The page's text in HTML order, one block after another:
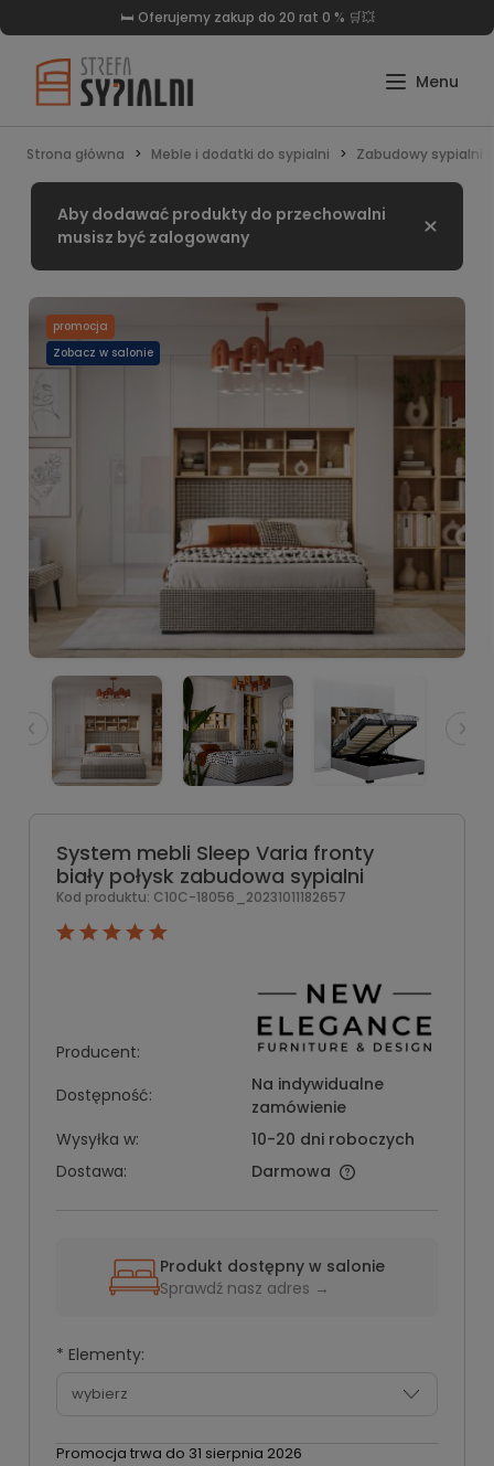
🛏️ Oferujemy zakup do 20 rat 0 % 🛒💥
Strona główna Meble i dodatki do sypialni Zabudowy sypialni
Zamknij
Aby dodawać produkty do przechowalni
musisz być zalogowany
promocja
Zobacz w salonie
System mebli Sleep Varia fronty
biały połysk zabudowa sypialni
Kod produktu: C10C-18056_20231011182657
Producent:
Dostępność:
Na indywidualne
zamówienie
Wysyłka w:
10-20 dni roboczych
Dostawa:
Darmowa
Produkt dostępny w salonie
Sprawdź nasz adres →
* Elementy:
Promocja trwa do 31 sierpnia 2026